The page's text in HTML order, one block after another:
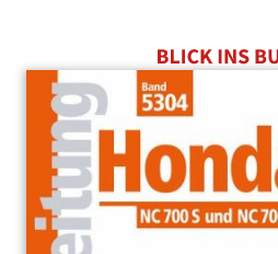
Main image
Click to view image in fullscreen